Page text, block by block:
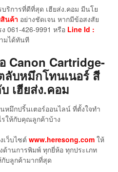
ริการที่ดีที่สุด เฮียส่ง.คอม มีนโย
นค้า อย่างชัดเจน หากมีข้อสงสัย
061-426-9991 หรือ Line Id :
มได้ทันที
Canon Cartridge-
ลับหมึกโทนเนอร์ สี
เฮียส่ง.คอม
หมึกปริ้นเตอร์ออนไลน์ ที่ตั้งใจทำ
รให้กับคุณลูกค้าบ้าง
เว็บไซต์ www.heresong.comให้
านการพิมพ์ ทุกยี่ห้อ ทุกประเภท
กับลูกค้ามากที่สุด